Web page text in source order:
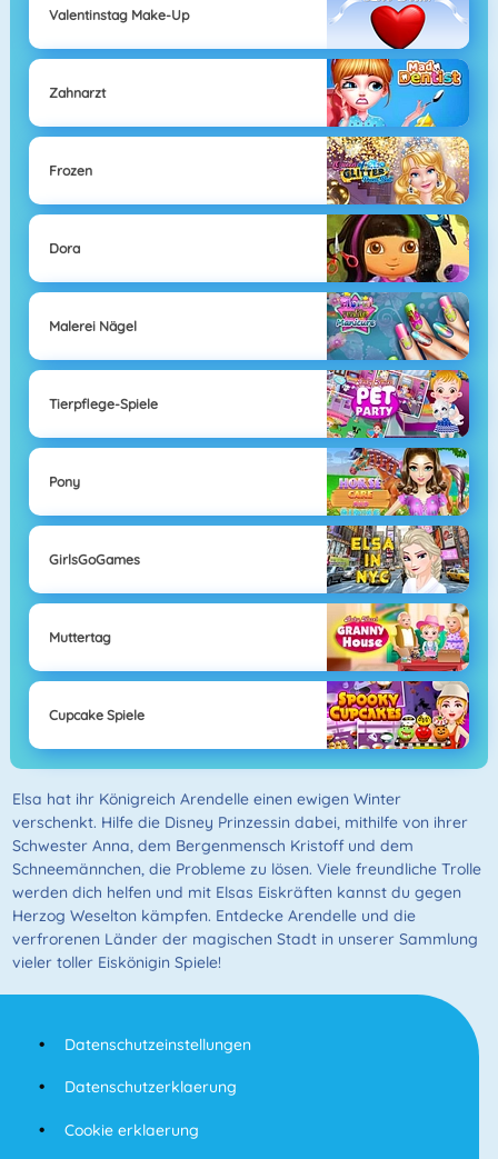
Valentinstag Make-Up
Zahnarzt
Frozen
Dora
Malerei Nägel
Tierpflege-Spiele
Pony
GirlsGoGames
Muttertag
Cupcake Spiele
Elsa hat ihr Königreich Arendelle einen ewigen Winter
verschenkt. Hilfe die Disney Prinzessin dabei, mithilfe von ihrer
Schwester Anna, dem Bergenmensch Kristoff und dem
Schneemännchen, die Probleme zu lösen. Viele freundliche Trolle
werden dich helfen und mit Elsas Eiskräften kannst du gegen
Herzog Weselton kämpfen. Entdecke Arendelle und die
verfrorenen Länder der magischen Stadt in unserer Sammlung
vieler toller Eiskönigin Spiele!
Datenschutzeinstellungen
Datenschutzerklaerung
Cookie erklaerung